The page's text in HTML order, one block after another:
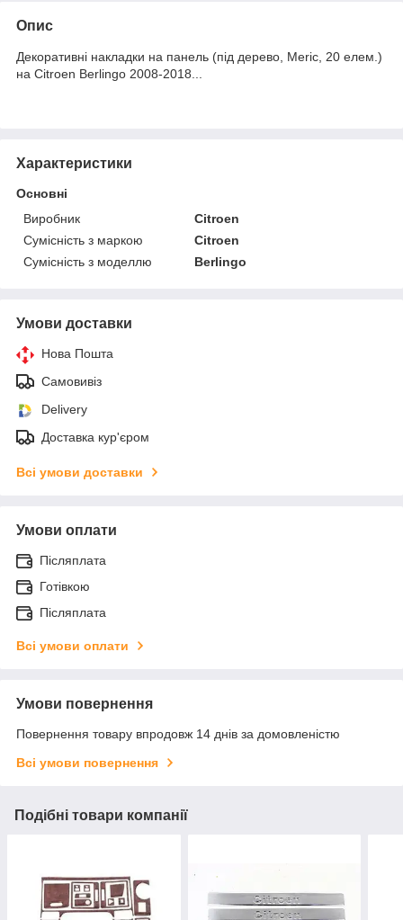
Опис
Декоративні накладки на панель (під дерево, Meric, 20 елем.)
на Citroen Berlingo 2008-2018...
Характеристики
Основні
Виробник
Citroen
Сумісність з маркою
Citroen
Сумісність з моделлю
Berlingo
Умови доставки
Нова Пошта
Самовивіз
Delivery
Доставка кур'єром
Всі умови доставки
Умови оплати
Післяплата
Готівкою
Післяплата
Всі умови оплати
Умови повернення
Повернення товару впродовж 14 днів за домовленістю
Всі умови повернення
Подібні товари компанії